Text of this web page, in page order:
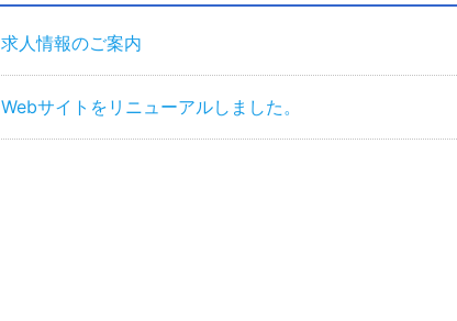
求人情報のご案内
Webサイトをリニューアルしました。